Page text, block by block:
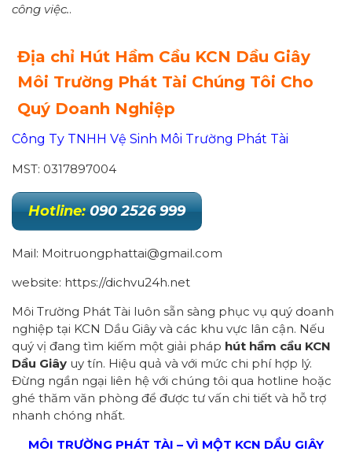
công việc..
Địa chỉ Hút Hầm Cầu KCN Dầu Giây
Môi Trường Phát Tài Chúng Tôi Cho
Quý Doanh Nghiệp
Công Ty TNHH Vệ Sinh Môi Trường Phát Tài
MST: 0317897004
Hotline: 090 2526 999
Mail: Moitruongphattai@gmail.com
website: https://dichvu24h.net
Môi Trường Phát Tài luôn sẵn sàng phục vụ quý doanh
nghiệp tại KCN Dầu Giây và các khu vực lân cận. Nếu
quý vị đang tìm kiếm một giải pháp hút hầm cầu KCN
Dầu Giây uy tín. Hiệu quả và với mức chi phí hợp lý.
Đừng ngần ngại liên hệ với chúng tôi qua hotline hoặc
ghé thăm văn phòng để được tư vấn chi tiết và hỗ trợ
nhanh chóng nhất.
MÔI TRƯỜNG PHÁT TÀI – VÌ MỘT KCN DẦU GIÂY